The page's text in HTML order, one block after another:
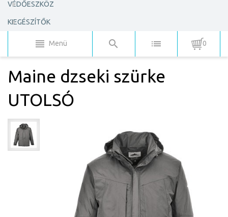
VÉDŐESZKÖZ
KIEGÉSZÍTŐK
Menü 0
Maine dzseki szürke
UTOLSÓ